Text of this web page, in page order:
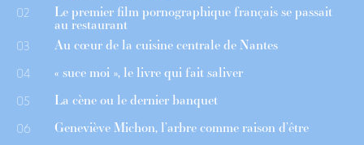
02 Le premier film pornographique français se passait
au restaurant
03 Au cœur de la cuisine centrale de Nantes
04 « suce moi », le livre qui fait saliver
05 La cène ou le dernier banquet
06 Geneviève Michon, l’arbre comme raison d’être